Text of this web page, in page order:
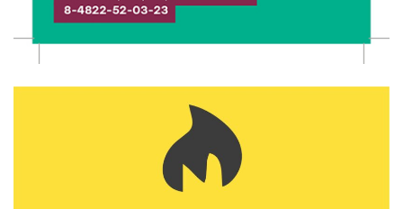
6 Авг 2026 16:02 232
Калининские футболисты представят Тверскую
область на всероссийском марафоне «Земля